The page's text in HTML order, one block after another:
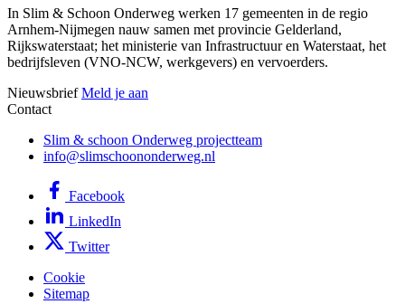
In Slim & Schoon Onderweg werken 17 gemeenten in de regio
Arnhem-Nijmegen nauw samen met provincie Gelderland,
Rijkswaterstaat; het ministerie van Infrastructuur en Waterstaat, het
bedrijfsleven (VNO-NCW, werkgevers) en vervoerders.
Nieuwsbrief Meld je aan
Contact
Slim & schoon Onderweg projectteam
info@slimschoononderweg.nl
Facebook
LinkedIn
Twitter
Cookie
Sitemap